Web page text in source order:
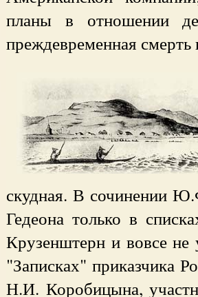
планы в отношении
преждевременная
скудная. В сочинении
Гедеона только в
Крузенштерн и вовсе не
"Записках" приказчика
Н.И. Коробицына,